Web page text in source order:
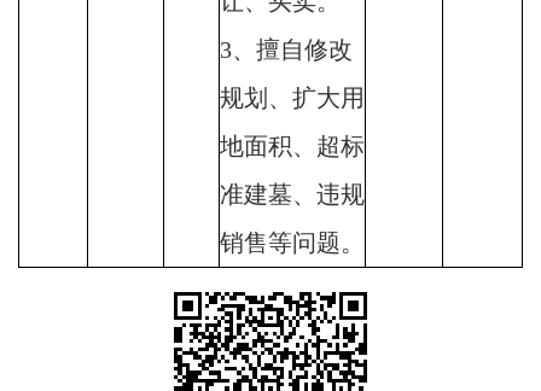
3、擅自修改
规划、扩大用
地面积、超标
准建墓、违规
销售等问题。